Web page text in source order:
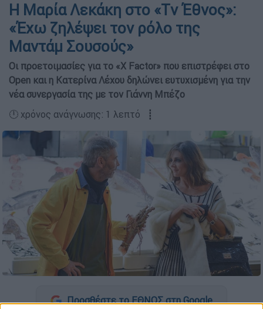
Η Μαρία Λεκάκη στο «Τv Έθνος»:
«Έχω ζηλέψει τον ρόλο της
Μαντάμ Σουσούς»
Οι προετοιμασίες για το «Χ Factor» που επιστρέφει στο
Open και η Κατερίνα Λέχου δηλώνει ευτυχισμένη για την
νέα συνεργασία της με τον Γιάννη Μπέζο
🕛 χρόνος ανάγνωσης: 1 λεπτό ┋
Προσθέστε το ΕΘΝΟΣ στη Google